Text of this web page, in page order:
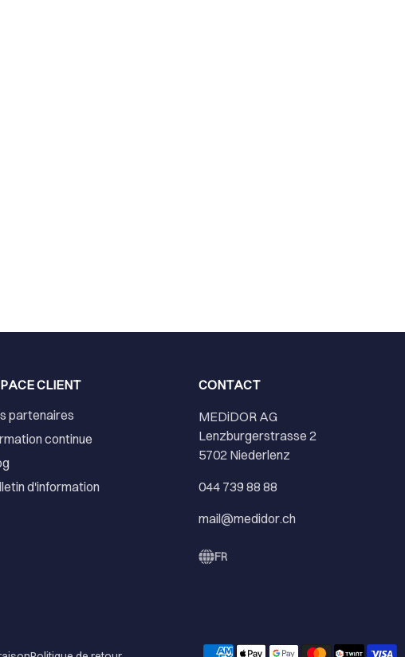
CLIENT
partenaires
continue
d'information
CONTACT
MEDiDOR AG
Lenzburgerstrasse 2
5702 Niederlenz
044 739 88 88
mail@medidor.ch
FR